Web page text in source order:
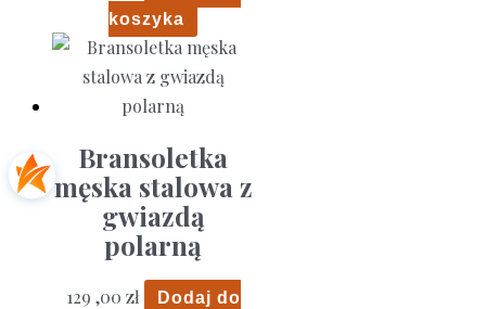
koszyka
Bransoletka
męska stalowa z
gwiazdą
polarną
129 ,00 zł
Dodaj do